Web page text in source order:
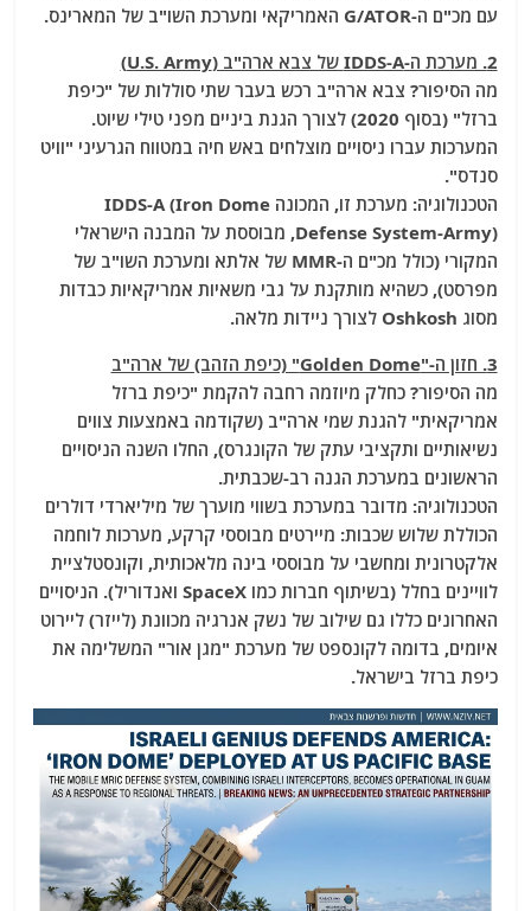
עם מכ"ם ה-G/ATOR האמריקאי ומערכת השו"ב של המארינס.
2. מערכת ה-IDDS-A של צבא ארה"ב (U.S. Army)
מה הסיפור? צבא ארה"ב רכש בעבר שתי סוללות של "כיפת
ברזל" (בסוף 2020) לצורך הגנת ביניים מפני טילי שיוט.
המערכות עברו ניסויים מוצלחים באש חיה במטווח הגרעיני "וויט
סנדס".
הטכנולוגיה: מערכת זו, המכונה IDDS-A (Iron Dome
Defense System-Army), מבוססת על המבנה הישראלי
המקורי (כולל מכ"ם ה-MMR של אלתא ומערכת השו"ב של
מפרסט), כשהיא מותקנת על גבי משאיות אמריקאיות כבדות
מסוג Oshkosh לצורך ניידות מלאה.
3. חזון ה-"Golden Dome" (כיפת הזהב) של ארה"ב
מה הסיפור? כחלק מיוזמה רחבה להקמת "כיפת ברזל
אמריקאית" להגנת שמי ארה"ב (שקודמה באמצעות צווים
נשיאותיים ותקציבי עתק של הקונגרס), החלו השנה הניסויים
הראשונים במערכת הגנה רב-שכבתית.
הטכנולוגיה: מדובר במערכת בשווי מוערך של מיליארדי דולרים
הכוללת שלוש שכבות: מיירטים מבוססי קרקע, מערכות לוחמה
אלקטרונית ומחשבי על מבוססי בינה מלאכותית, וקונסטלציית
לוויינים בחלל (בשיתוף חברות כמו SpaceX ואנדוריל). הניסויים
האחרונים כללו גם שילוב של נשק אנרגיה מכוונת (לייזר) ליירוט
איומים, בדומה לקונספט של מערכת "מגן אור" המשלימה את
כיפת ברזל בישראל.